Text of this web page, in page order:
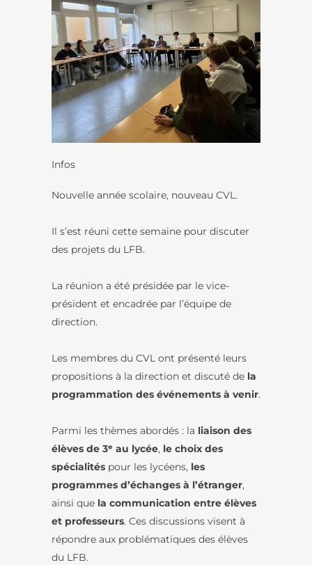
Infos
Nouvelle année scolaire, nouveau CVL.
Il s’est réuni cette semaine pour discuter
des projets du LFB.
La réunion a été présidée par le vice-
président et encadrée par l’équipe de
direction.
Les membres du CVL ont présenté leurs
propositions à la direction et discuté de la
programmation des événements à venir.
Parmi les thèmes abordés : la liaison des
élèves de 3ᵉ au lycée, le choix des
spécialités pour les lycéens, les
programmes d’échanges à l’étranger,
ainsi que la communication entre élèves
et professeurs. Ces discussions visent à
répondre aux problématiques des élèves
du LFB.